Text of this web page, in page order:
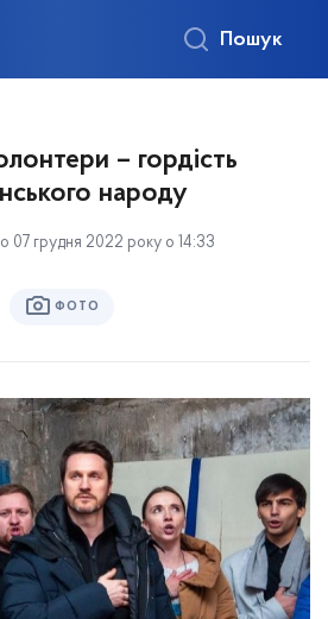
Пошук
– гордість
народу
07 грудня 2022 року о 14:33
ФОТО